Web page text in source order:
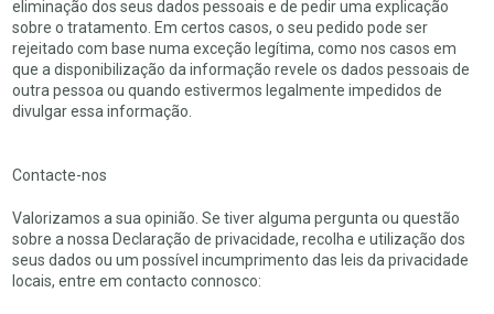
eliminação dos seus dados pessoais e de pedir uma explicação
sobre o tratamento. Em certos casos, o seu pedido pode ser
rejeitado com base numa exceção legítima, como nos casos em
que a disponibilização da informação revele os dados pessoais de
outra pessoa ou quando estivermos legalmente impedidos de
divulgar essa informação.
Contacte-nos
Valorizamos a sua opinião. Se tiver alguma pergunta ou questão
sobre a nossa Declaração de privacidade, recolha e utilização dos
seus dados ou um possível incumprimento das leis da privacidade
locais, entre em contacto connosco: